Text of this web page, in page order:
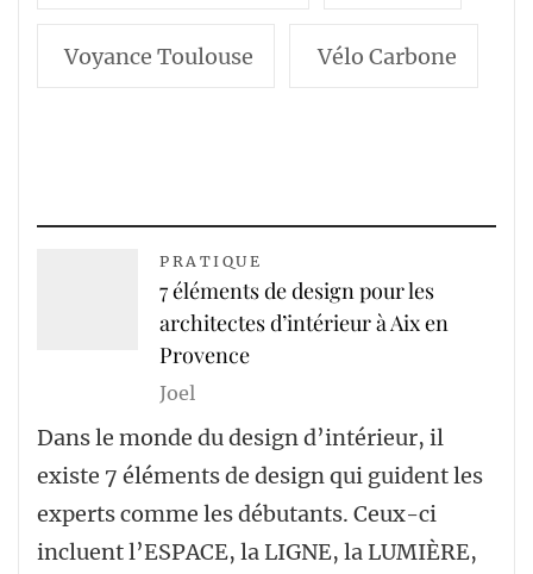
Voyance Toulouse Vélo Carbone
PRATIQUE
7 éléments de design pour les
architectes d’intérieur à Aix en
Provence
Joel
Dans le monde du design d’intérieur, il
existe 7 éléments de design qui guident les
experts comme les débutants. Ceux-ci
incluent l’ESPACE, la LIGNE, la LUMIÈRE,